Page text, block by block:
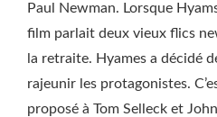
Paul Newman. Lorsque
film parlait deux vieux flics
la retraite. Hyames a décidé
rajeunir les protagonistes.
proposé à Tom Selleck et